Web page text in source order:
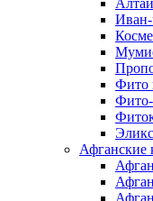
Иван-
Фито
Афганские